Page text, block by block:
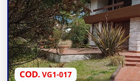
COD.VG1-017